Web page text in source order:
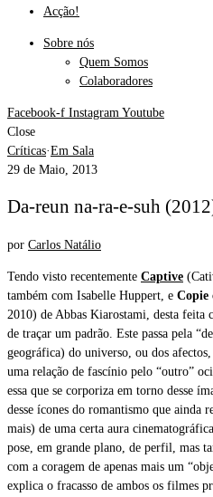
Acção!
Sobre nós
Quem Somos
Colaboradores
Facebook-f Instagram Youtube
Close
Críticas·Em Sala
29 de Maio, 2013
Da-reun na-ra-e-suh
por Carlos Natálio
Tendo visto recentemente Captive
também com Isabelle Huppert, e Copie
2010) de Abbas Kiarostami, desta feita
de traçar um padrão. Este passa pela
geográfica) do universo, ou dos
uma relação de fascínio pelo “outro”
essa que se corporiza em torno desse
desse ícones do romantismo que ainda
mais) de uma certa aura
pose, em grande plano, de perfil, mas
com a coragem de apenas mais um
explica o fracasso de ambos os filmes